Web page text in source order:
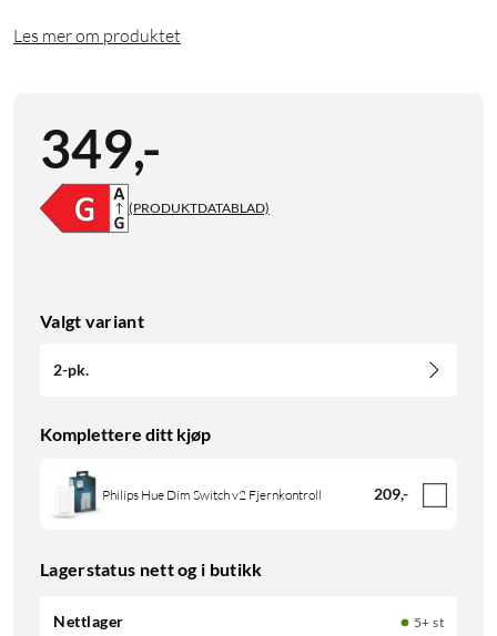
Les mer om produktet
349,-
(PRODUKTDATABLAD)
Valgt variant
2-pk.
Komplettere ditt kjøp
Philips Hue Dim Switch v2 Fjernkontroll 209,-
Lagerstatus nett og i butikk
Nettlager
5+ st